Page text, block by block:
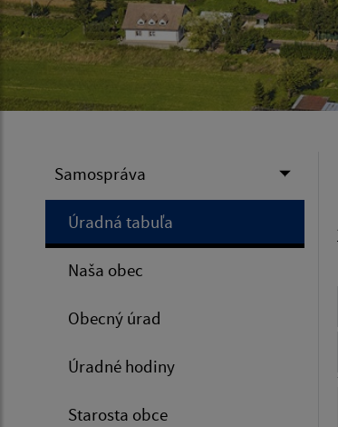
Samospráva
Úradná tabuľa
Naša obec
Obecný úrad
Úradné hodiny
Starosta obce